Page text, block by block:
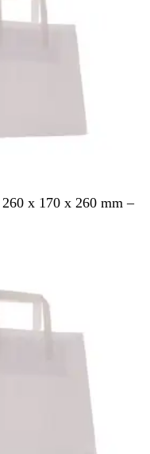
x 170 x 260 mm –